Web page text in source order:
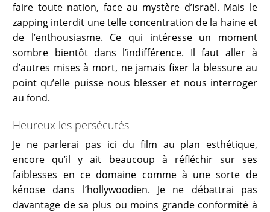
faire toute nation, face au mystère d’Israël. Mais le
zapping interdit une telle concentration de la haine et
de l’enthousiasme. Ce qui intéresse un moment
sombre bientôt dans l’indifférence. Il faut aller à
d’autres mises à mort, ne jamais fixer la blessure au
point qu’elle puisse nous blesser et nous interroger
au fond.
Heureux les persécutés
Je ne parlerai pas ici du film au plan esthétique,
encore qu’il y ait beaucoup à réfléchir sur ses
faiblesses en ce domaine comme à une sorte de
kénose dans l’hollywoodien. Je ne débattrai pas
davantage de sa plus ou moins grande conformité à